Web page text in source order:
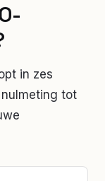
in zes
tot